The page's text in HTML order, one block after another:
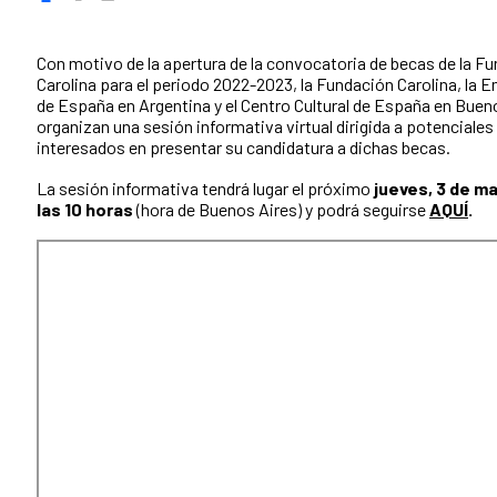
Con motivo de la apertura de la convocatoria de becas de la
Carolina para el periodo 2022-2023, la Fundación Carolina, la
de España en Argentina y el Centro Cultural de España en
organizan una sesión informativa virtual dirigida a potenciales
interesados en presentar su candidatura a dichas becas.
La sesión informativa tendrá lugar el próximo jueves, 3 de
las 10 horas(hora de Buenos Aires) y podrá seguirseAQUÍ.